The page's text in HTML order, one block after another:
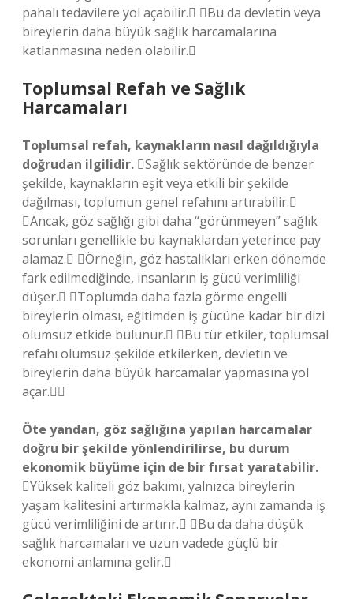
pahalı tedavilere yol açabilir. Bu da devletin veya
bireylerin daha büyük sağlık harcamalarına
katlanmasına neden olabilir.
Toplumsal Refah ve Sağlık
Harcamaları
Toplumsal refah, kaynakların nasıl dağıldığıyla
doğrudan ilgilidir. Sağlık sektöründe de benzer
şekilde, kaynakların eşit veya etkili bir şekilde
dağılması, toplumun genel refahını artırabilir.
Ancak, göz sağlığı gibi daha “görünmeyen” sağlık
sorunları genellikle bu kaynaklardan yeterince pay
alamaz. Örneğin, göz hastalıkları erken dönemde
fark edilmediğinde, insanların iş gücü verimliliği
düşer. Toplumda daha fazla görme engelli
bireylerin olması, eğitimden iş gücüne kadar bir dizi
olumsuz etkide bulunur. Bu tür etkiler, toplumsal
refahı olumsuz şekilde etkilerken, devletin ve
bireylerin daha büyük harcamalar yapmasına yol
açar.
Öte yandan, göz sağlığına yapılan harcamalar
doğru bir şekilde yönlendirilirse, bu durum
ekonomik büyüme için de bir fırsat yaratabilir.
Yüksek kaliteli göz bakımı, yalnızca bireylerin
yaşam kalitesini artırmakla kalmaz, aynı zamanda iş
gücü verimliliğini de artırır. Bu da daha düşük
sağlık harcamaları ve uzun vadede güçlü bir
ekonomi anlamına gelir.